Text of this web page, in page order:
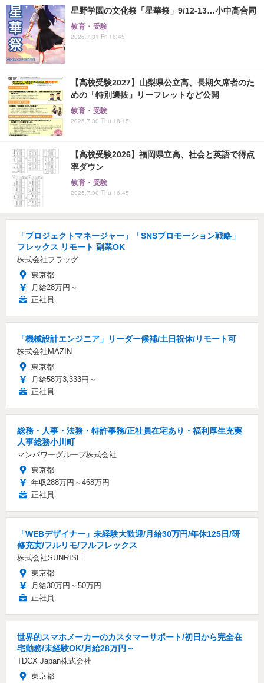
星野学園の文化祭「星華祭」9/12-13…小中高合同
教育・受験
2026.7.31 Fri 16:45
【高校受験2027】山梨県公立高、長期欠席者のた
めの「特別選抜」リーフレットなど公開
教育・受験
2026.7.30 Thu 18:15
【高校受験2026】福岡県立高、社会と英語で得点
率ダウン
教育・受験
2026.7.30 Thu 16:45
「プロジェクトマネージャー」「SNSプロモーション戦略」
フレックス リモート 副業OK
株式会社フラッグ
東京都
月給28万円～
正社員
「機械設計エンジニア」リーダー候補/土日祝休/リモート可
株式会社MAZIN
東京都
月給58万3,333円～
正社員
総務・人事・法務・特許事務/正社員在宅あり・福利厚生充実
人事総務小川町
マンパワーグループ株式会社
東京都
年収288万円～468万円
正社員
「WEBデザイナー」未経験大歓迎/月給30万円/年休125日/研
修充実/フルリモ/フルフレックス
株式会社SUNRISE
東京都
月給30万円～50万円
正社員
世界的スマホメーカーのカスタマーサポート/初日から完全在
宅勤務/未経験OK/月給28万円～
TDCX Japan株式会社
東京都